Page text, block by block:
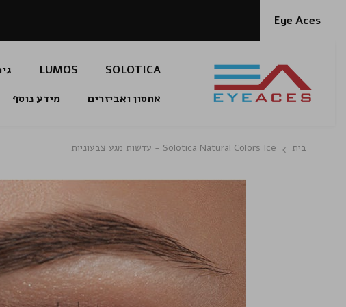
Eye Aces
SOLOTICA
LUMOS
אחסון ואביזרים
מידע נוסף
בית Solotica Natural Colors Ice - עדשות מגע צבעוניות